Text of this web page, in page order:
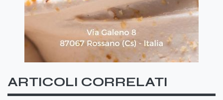
ARTICOLI CORRELATI